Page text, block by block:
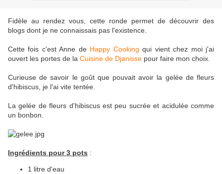
Fidèle au rendez vous, cette ronde permet de découvrir des
blogs dont je ne connaissais pas l'existence.
Cette fois c'est Anne de Happy Cooking qui vient chez moi j'ai
ouvert les portes de la Cuisine de Djanisse pour faire mon choix.
Curieuse de savoir le goût que pouvait avoir la gelée de fleurs
d'hibiscus, je l'ai vite tentée.
La gelée de fleurs d'hibiscus est peu sucrée et acidulée comme
un bonbon.
Ingrédients pour 3 pots :
1 litre d'eau